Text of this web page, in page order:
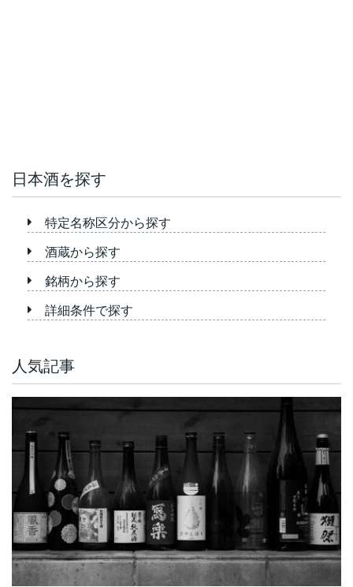
日本酒を探す
特定名称区分から探す
酒蔵から探す
銘柄から探す
詳細条件で探す
人気記事